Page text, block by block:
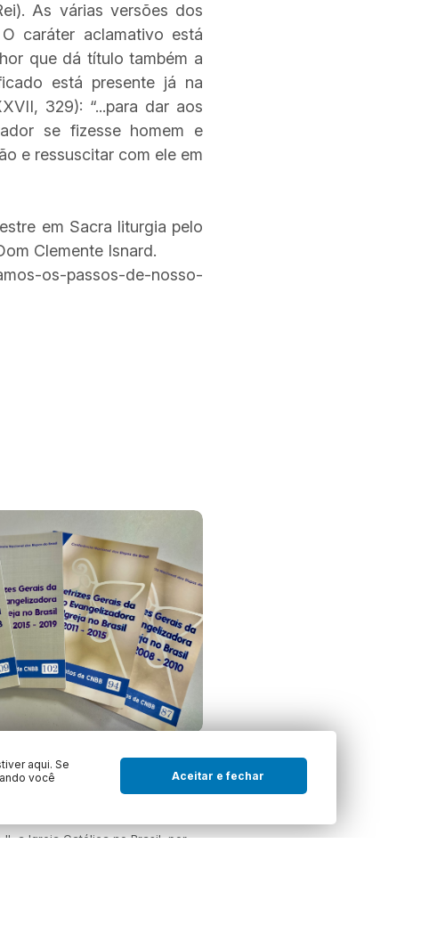
aqui. Se
você
Aceitar e fechar
As várias versões dos
caráter aclamativo está
que dá título também a
está presente já na
329): “...para dar aos
se fizesse homem e
e ressuscitar com ele em
em Sacra liturgia pelo
Clemente Isnard.
os-passos-de-nosso-
Igreja no Brasil 2026-
para as Comunidades
a Igreja Católica no Brasil, por